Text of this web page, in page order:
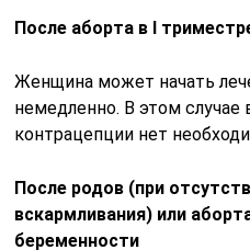
После аборта в I
Женщина может начать
немедленно. В этом
контрацепции нет
После родов (при
вскармливания) или
беременности